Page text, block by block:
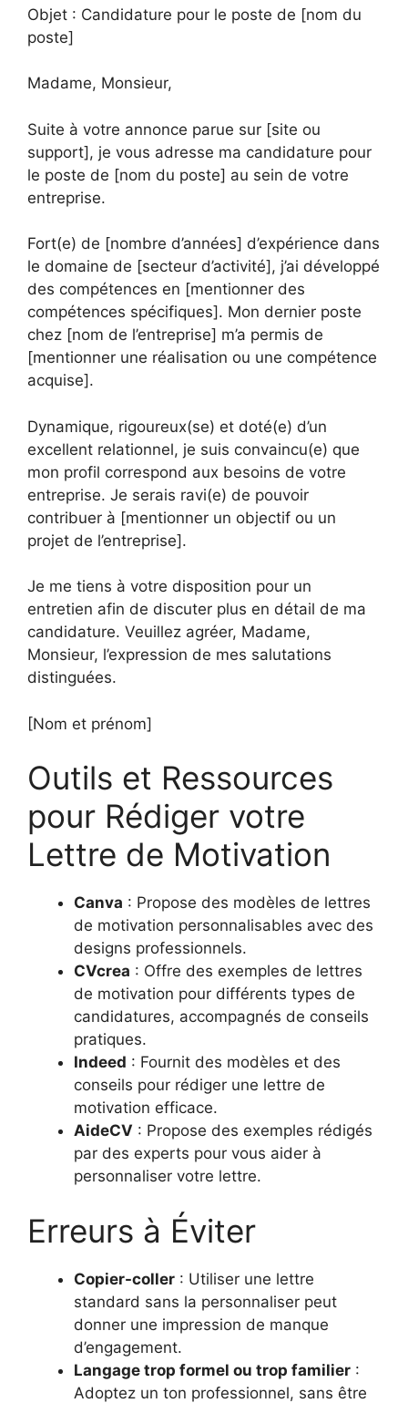
Objet : Candidature pour le poste de [nom du
poste]
Madame, Monsieur,
Suite à votre annonce parue sur [site ou
support], je vous adresse ma candidature pour
le poste de [nom du poste] au sein de votre
entreprise.
Fort(e) de [nombre d’années] d’expérience dans
le domaine de [secteur d’activité], j’ai développé
des compétences en [mentionner des
compétences spécifiques]. Mon dernier poste
chez [nom de l’entreprise] m’a permis de
[mentionner une réalisation ou une compétence
acquise].
Dynamique, rigoureux(se) et doté(e) d’un
excellent relationnel, je suis convaincu(e) que
mon profil correspond aux besoins de votre
entreprise. Je serais ravi(e) de pouvoir
contribuer à [mentionner un objectif ou un
projet de l’entreprise].
Je me tiens à votre disposition pour un
entretien afin de discuter plus en détail de ma
candidature. Veuillez agréer, Madame,
Monsieur, l’expression de mes salutations
distinguées.
[Nom et prénom]
Outils et Ressources
pour Rédiger votre
Lettre de Motivation
Canva : Propose des modèles de lettres
de motivation personnalisables avec des
designs professionnels.
CVcrea : Offre des exemples de lettres
de motivation pour différents types de
candidatures, accompagnés de conseils
pratiques.
Indeed : Fournit des modèles et des
conseils pour rédiger une lettre de
motivation efficace.
AideCV : Propose des exemples rédigés
par des experts pour vous aider à
personnaliser votre lettre.
Erreurs à Éviter
Copier-coller : Utiliser une lettre
standard sans la personnaliser peut
donner une impression de manque
d’engagement.
Langage trop formel ou trop familier :
Adoptez un ton professionnel, sans être